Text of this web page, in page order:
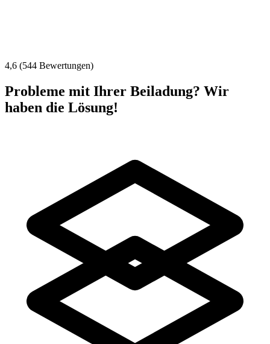
4,6 (544 Bewertungen)
Probleme mit Ihrer Beiladung? Wir
haben die Lösung!